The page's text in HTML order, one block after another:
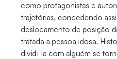
como protagonistas e
trajetórias, concedendo
deslocamento de posição
tratada a pessoa idosa.
dividi-la com alguém se